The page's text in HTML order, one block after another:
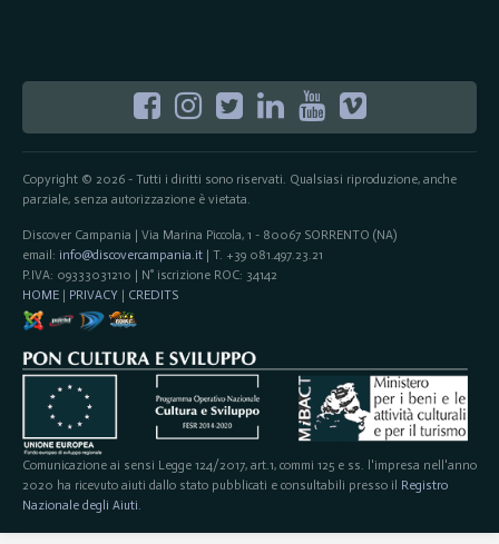
Copyright © 2026 - Tutti i diritti sono riservati. Qualsiasi riproduzione, anche
parziale, senza autorizzazione è vietata.
Discover Campania | Via Marina Piccola, 1 - 80067 SORRENTO (NA)
email: info@discovercampania.it| T. +39 081.497.23.21
P.IVA: 09333031210 | N° iscrizione ROC: 34142
HOME| PRIVACY | CREDITS
Comunicazione ai sensi Legge 124/2017, art.1, commi 125 e ss. l'impresa nell'anno
2020 ha ricevuto aiuti dallo stato pubblicati e consultabili presso il Registro
Nazionale degli Aiuti.